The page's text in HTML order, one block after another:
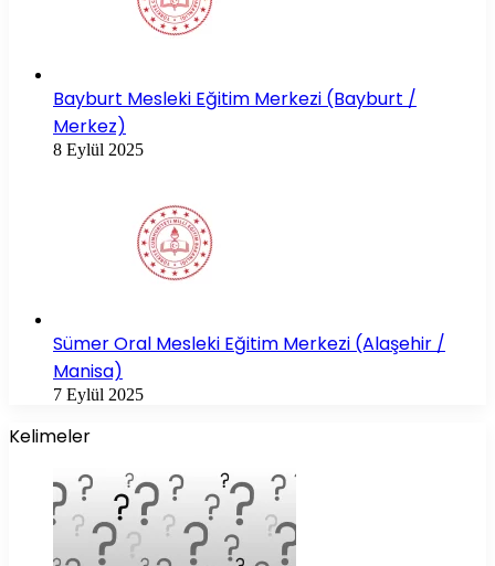
Bayburt Mesleki Eğitim Merkezi (Bayburt /
Merkez)
8 Eylül 2025
Sümer Oral Mesleki Eğitim Merkezi (Alaşehir /
Manisa)
7 Eylül 2025
Kelimeler